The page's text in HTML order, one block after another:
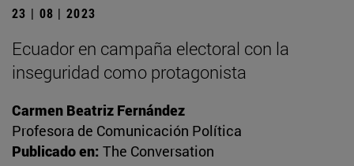
23 | 08 | 2023
Ecuador en campaña electoral con la
inseguridad como protagonista
Carmen Beatriz Fernández
Profesora de Comunicación Política
Publicado en: The Conversation